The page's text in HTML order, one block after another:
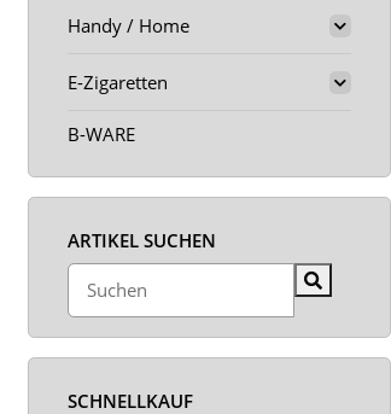
Handy / Home
E-Zigaretten
B-WARE
ARTIKEL SUCHEN
SCHNELLKAUF